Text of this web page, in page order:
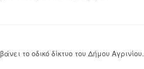
το οδικό δίκτυο του Δήμου Αγρινίου.